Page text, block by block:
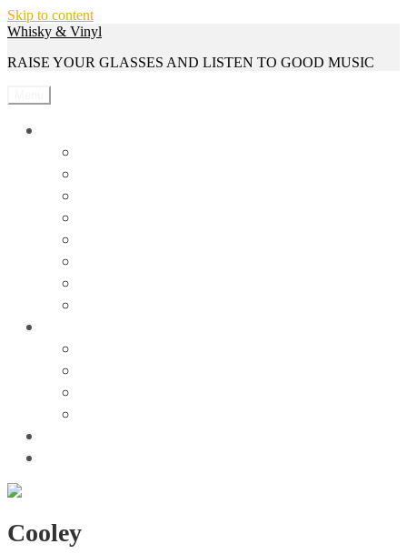
Skip to content
Whisky & Vinyl
RAISE YOUR GLASSES AND LISTEN TO GOOD MUSIC
Cooley